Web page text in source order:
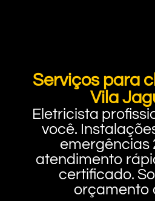
Serviços para
Vila
Eletricista
você.
emergências
atendimento
certificado.
orçamento